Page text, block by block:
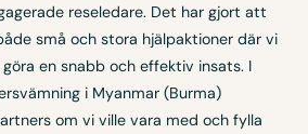
reseledare. Det har gjort att
små och stora hjälpaktioner där vi
en snabb och effektiv insats. I
i Myanmar (Burma)
om vi ville vara med och fylla